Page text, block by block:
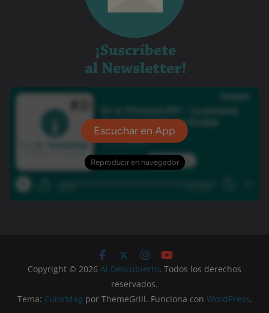
Copyright © 2026 Al Descubierto. Todos los derechos
reservados.
Tema: ColorMag por ThemeGrill. Funciona con WordPress.